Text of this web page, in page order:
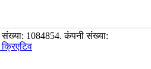
1084854. कंपनी संख्या: